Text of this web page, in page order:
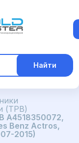
Найти
(ТРВ)
A4518350072,
Benz Actros,
2015)